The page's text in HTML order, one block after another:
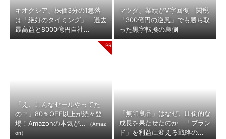
キオクシア、株価3分の1急落
は「絶好のタイミング」 過去
最高益と8000億円自社...
マツダ、業績がV字回復 関税
「300億円の逆風」でも勝ち取
った黒字転換の裏側
「え、こんなセールやってた
の？」80％OFF以上が続々登
場！Amazonの本気が...
（Amaz
on）
「無印良品」はなぜ、圧倒的な
成長を果たせたのか 「ブラン
ド」を利益に変える戦略の...